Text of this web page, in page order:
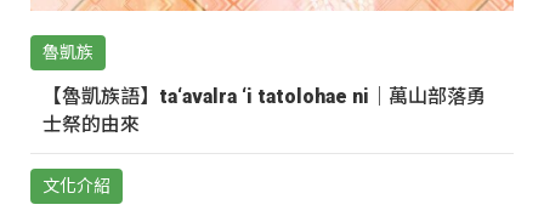
魯凱族
【魯凱族語】ta‘avalra ‘i tatolohae ni｜萬山部落勇
士祭的由來
文化介紹